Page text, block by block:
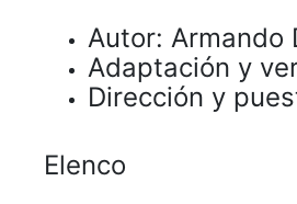
Autor: Armando
Adaptación y
Dirección y
Elenco